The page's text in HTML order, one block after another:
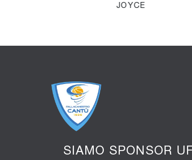
JOYCE
SIAMO SPONSOR